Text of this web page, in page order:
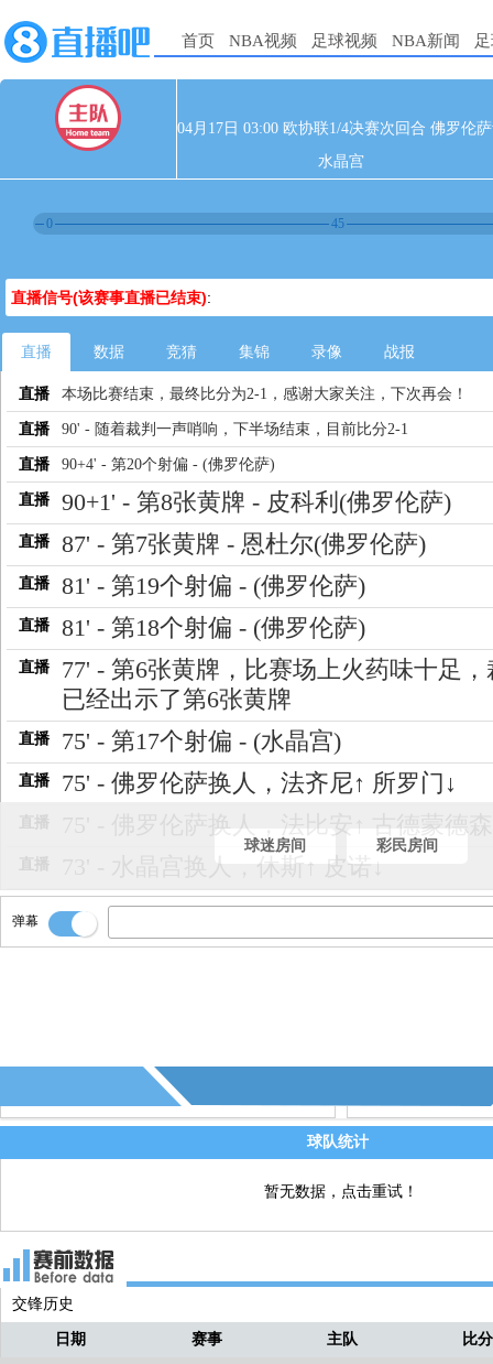
首页 NBA视频 足球视频 NBA新闻
04月17日 03:00 欧协联1/4决赛次回合 佛罗伦萨
水晶宫
0 45
直播信号(该赛事直播已结束):
直播 数据 竞猜 集锦 录像 战报
直播 本场比赛结束，最终比分为2-1，感谢大家关注，下次再会！
直播 90' - 随着裁判一声哨响，下半场结束，目前比分2-1
直播 90+4' - 第20个射偏 - (佛罗伦萨)
直播 90+1' - 第8张黄牌 - 皮科利(佛罗伦萨)
直播 87' - 第7张黄牌 - 恩杜尔(佛罗伦萨)
直播 81' - 第19个射偏 - (佛罗伦萨)
直播 81' - 第18个射偏 - (佛罗伦萨)
直播
77' - 第6张黄牌，比赛场上火药味十足，
已经出示了第6张黄牌
直播 75' - 第17个射偏 - (水晶宫)
直播 75' - 佛罗伦萨换人，法齐尼↑ 所罗门↓
直播 75' - 佛罗伦萨换人，法比安↑ 古德蒙德
直播 73' - 水晶宫换人，休斯↑ 皮诺↓
71' - 第16个射偏 - (佛罗伦萨)
直播 70' - 佛罗伦萨换人，巴尔博↑ 戈森斯↓
69' - 第9个射正 - (佛罗伦萨)
球迷房间 彩民房间
弹幕
球队统计
暂无数据，点击重试！
交锋历史
日期 赛事 主队 比分